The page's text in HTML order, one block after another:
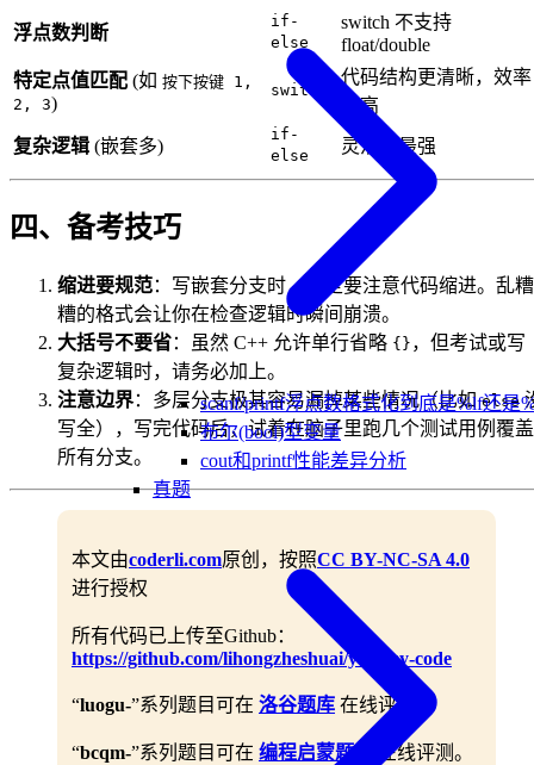
scanf/printf浮点数格式化到底是%lf还是
布尔(bool)型变量
cout和printf性能差异分析
真题
浮点数判断
if-
else
switch 不支持
float/double
特定点值匹配 (如 按下按键 1,
2, 3)
switch
代码结构更清晰，效率
略高
复杂逻辑 (嵌套多)
if-
else
灵活性最强
四、备考技巧
缩进要规范：写嵌套分支时，一定要注意代码缩进。乱糟
糟的格式会让你在检查逻辑时瞬间崩溃。
大括号不要省：虽然 C++ 允许单行省略 {} ，但考试或写
复杂逻辑时，请务必加上。
注意边界：多层分支极其容易漏掉某些情况（比如else
写全），写完代码后，试着在脑子里跑几个测试用例覆盖
所有分支。
本文由coderli.com原创，按照CC BY-NC-SA 4.0
进行授权
所有代码已上传至Github：
https://github.com/lihongzheshuai/yummy-code
“luogu-”系列题目可在 洛谷题库 在线评测。
“bcqm-”系列题目可在 编程启蒙题库 在线评测。